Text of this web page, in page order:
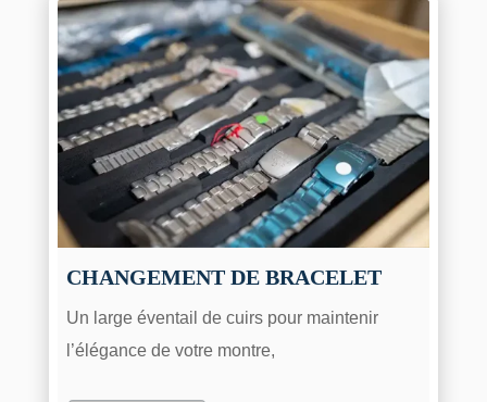
CHANGEMENT DE BRACELET
Un large éventail de cuirs pour maintenir
l’élégance de votre montre,